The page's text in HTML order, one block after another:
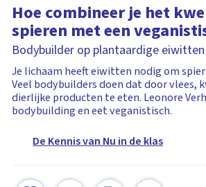
Hoe combineer je het
spieren met een
Bodybuilder op plantaardige eiwitten
Je lichaam heeft eiwitten nodig om
Veel bodybuilders doen dat door vlees,
dierlijke producten te eten. Leonore
bodybuilding en eet veganistisch.
De Kennis van Nu in de klas